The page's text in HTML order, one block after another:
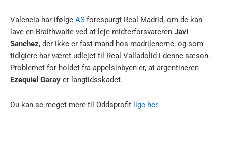
Valencia har ifølge AS forespurgt Real Madrid, om de kan
lave en Braithwaite ved at leje midterforsvareren Javi
Sanchez, der ikke er fast mand hos madrilenerne, og som
tidlgiere har været udlejet til Real Valladolid i denne sæson.
Problemet for holdet fra appelsinbyen er, at argentineren
Ezequiel Garay er langtidsskadet.
Du kan se meget mere til Oddsprofit lige her.